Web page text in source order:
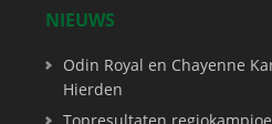
NIEUWS
Odin Royal en Chayenne
Hierden